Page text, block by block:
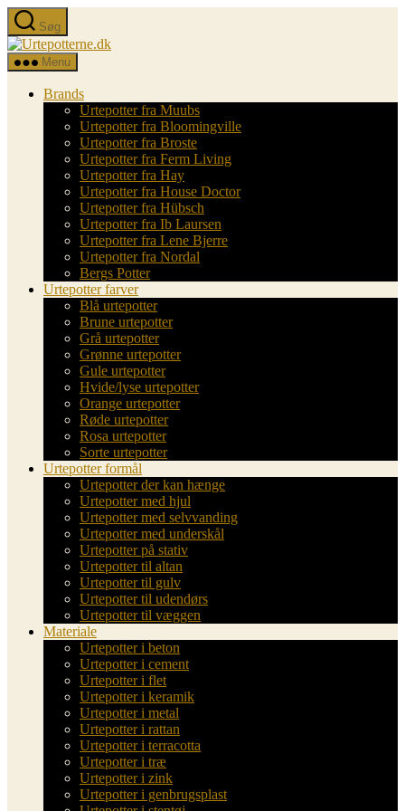
Spring
til
indholdet
Søg
Urtepotterne.dk
Menu
Brands
Urtepotter fra Muubs
Urtepotter fra Bloomingville
Urtepotter fra Broste
Urtepotter fra Ferm Living
Urtepotter fra Hay
Urtepotter fra House Doctor
Urtepotter fra Hübsch
Urtepotter fra Ib Laursen
Urtepotter fra Lene Bjerre
Urtepotter fra Nordal
Bergs Potter
Urtepotter farver
Blå urtepotter
Brune urtepotter
Grå urtepotter
Grønne urtepotter
Gule urtepotter
Hvide/lyse urtepotter
Orange urtepotter
Røde urtepotter
Rosa urtepotter
Sorte urtepotter
Urtepotter formål
Urtepotter der kan hænge
Urtepotter med hjul
Urtepotter med selvvanding
Urtepotter med underskål
Urtepotter på stativ
Urtepotter til altan
Urtepotter til gulv
Urtepotter til udendørs
Urtepotter til væggen
Materiale
Urtepotter i beton
Urtepotter i cement
Urtepotter i flet
Urtepotter i keramik
Urtepotter i metal
Urtepotter i rattan
Urtepotter i terracotta
Urtepotter i træ
Urtepotter i zink
Urtepotter i genbrugsplast